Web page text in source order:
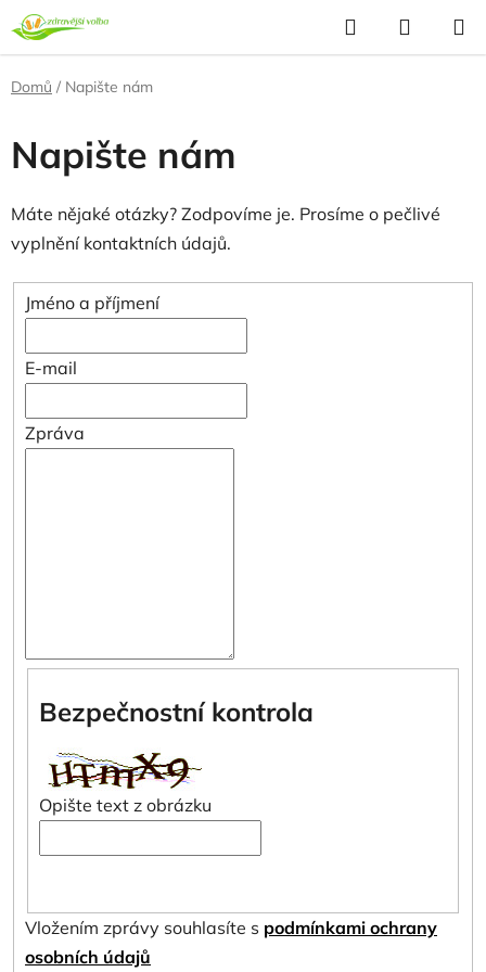
Přejít
na
obsah
Hledat
KOŠÍK
Domů / Napište nám
Napište nám
Máte nějaké otázky? Zodpovíme je. Prosíme o pečlivé
vyplnění kontaktních údajů.
Jméno a příjmení
E-mail
Zpráva
Bezpečnostní kontrola
Opište text z obrázku
Vložením zprávy souhlasíte s podmínkami ochrany
osobních údajů